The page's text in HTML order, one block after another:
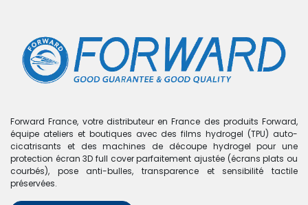
Boutique 0 articles trouvés.
Nous n'avons trouvé aucun
produit !
Aucun produit défini dans la catégorieiPad 3.
Forward France, votre distributeur en France des produits Forward,
équipe ateliers et boutiques avec des films hydrogel (TPU) auto-
cicatrisants et des machines de découpe hydrogel pour une
protection écran 3D full cover parfaitement ajustée (écrans plats ou
courbés), pose anti-bulles, transparence et sensibilité tactile
préservées.